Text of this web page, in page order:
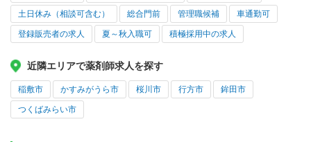
土日休み（相談可含む） 総合門前 管理職候補 車通勤可
登録販売者の求人 夏～秋入職可 積極採用中の求人
近隣エリアで薬剤師求人を探す
稲敷市 かすみがうら市 桜川市 行方市 鉾田市
つくばみらい市